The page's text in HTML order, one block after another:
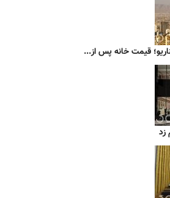
قیمت خانه پس از...
زد